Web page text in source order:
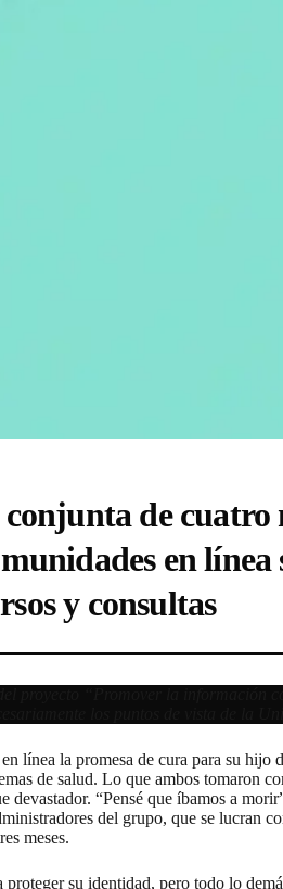
de
en
y consultas
línea la promesa de cura para su
de salud. Lo que ambos tomaron
devastador. “Pensé que íbamos a
del grupo, que se lucran
meses.
su identidad, pero todo lo